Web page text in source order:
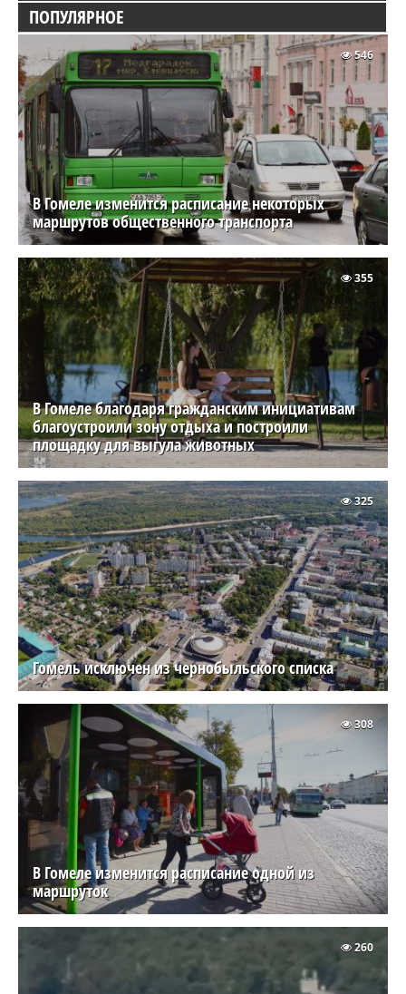
ПОПУЛЯРНОЕ
В Гомеле изменится расписание некоторых
маршрутов общественного транспорта
546
В Гомеле благодаря гражданским инициативам
благоустроили зону отдыха и построили
площадку для выгула животных
355
Гомель исключен из чернобыльского списка
325
В Гомеле изменится расписание одной из
маршруток
308
260